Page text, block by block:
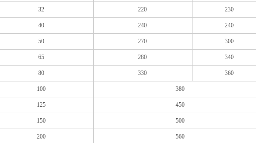
32 220 230
40 240 240
50 270 300
65 280 340
80 330 360
100 380
125 450
150 500
200 560